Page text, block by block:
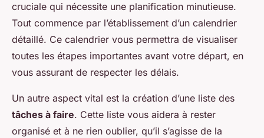
cruciale qui nécessite une planification minutieuse.
Tout commence par l’établissement d’un calendrier
détaillé. Ce calendrier vous permettra de visualiser
toutes les étapes importantes avant votre départ, en
vous assurant de respecter les délais.
Un autre aspect vital est la création d’une liste des
tâches à faire. Cette liste vous aidera à rester
organisé et à ne rien oublier, qu’il s’agisse de la